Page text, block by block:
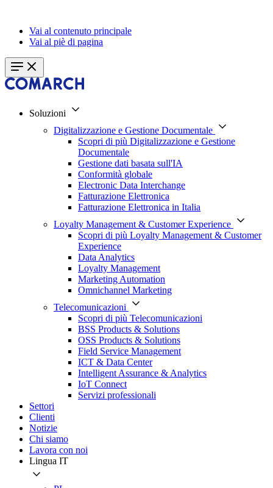
Vai al contenuto principale
Vai al piè di pagina
Soluzioni
Digitalizzazione e Gestione Documentale
Scopri di più Digitalizzazione e Gestione
Documentale
Gestione dati basata sull'IA
Conformità globale
Electronic Data Interchange
Fatturazione Elettronica
Fatturazione Elettronica in Italia
Loyalty Management & Customer Experience
Scopri di più Loyalty Management & Customer
Experience
Data Analytics
Loyalty Management
Marketing Automation
Omnichannel Marketing
Telecomunicazioni
Scopri di più Telecomunicazioni
BSS Products & Solutions
OSS Products & Solutions
Field Service Management
ICT & Data Center
Intelligent Assurance & Analytics
IoT Connect
Servizi professionali
Settori
Clienti
Notizie
Chi siamo
Lavora con noi
Lingua IT